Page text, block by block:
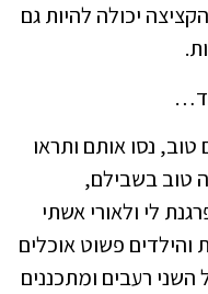
יכולה להיות גם
נסו אותם ותראו
טוב בשבילם,
לי ולאורי אשתי
והילדים פשוט אוכלים
השני רעבים ומתכננים